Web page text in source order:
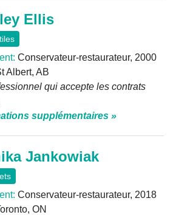
Ellis
Conservateur-restaurateur, 2000
Albert, AB
qui accepte les contrats
supplémentaires »
Jankowiak
Conservateur-restaurateur, 2018
ON